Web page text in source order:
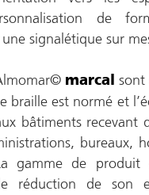
de
signalétique sur
marcal
sont
braille est normé et
bâtiments recevant
bureaux,
gamme de produit
réduction de son